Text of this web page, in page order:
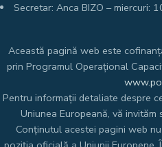
Secretar: Anca BIZO – miercuri:
Această pagină web este
prin Programul Operațional
Pentru informații detaliate despre
Uniunea Europeană, vă invităm
Conținutul acestei pagini web